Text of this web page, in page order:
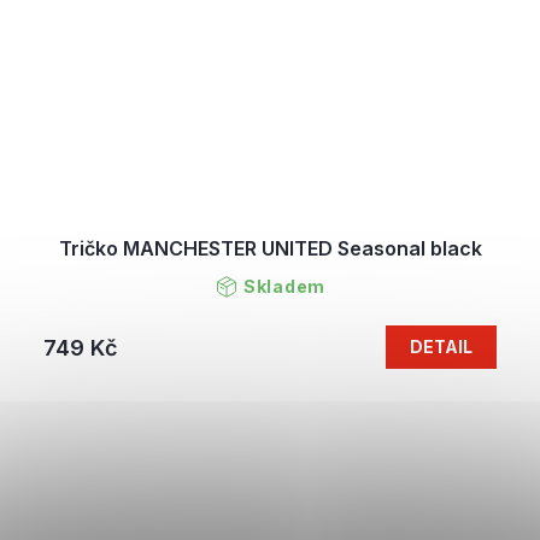
Tričko MANCHESTER UNITED Seasonal black
Skladem
749 Kč DETAIL